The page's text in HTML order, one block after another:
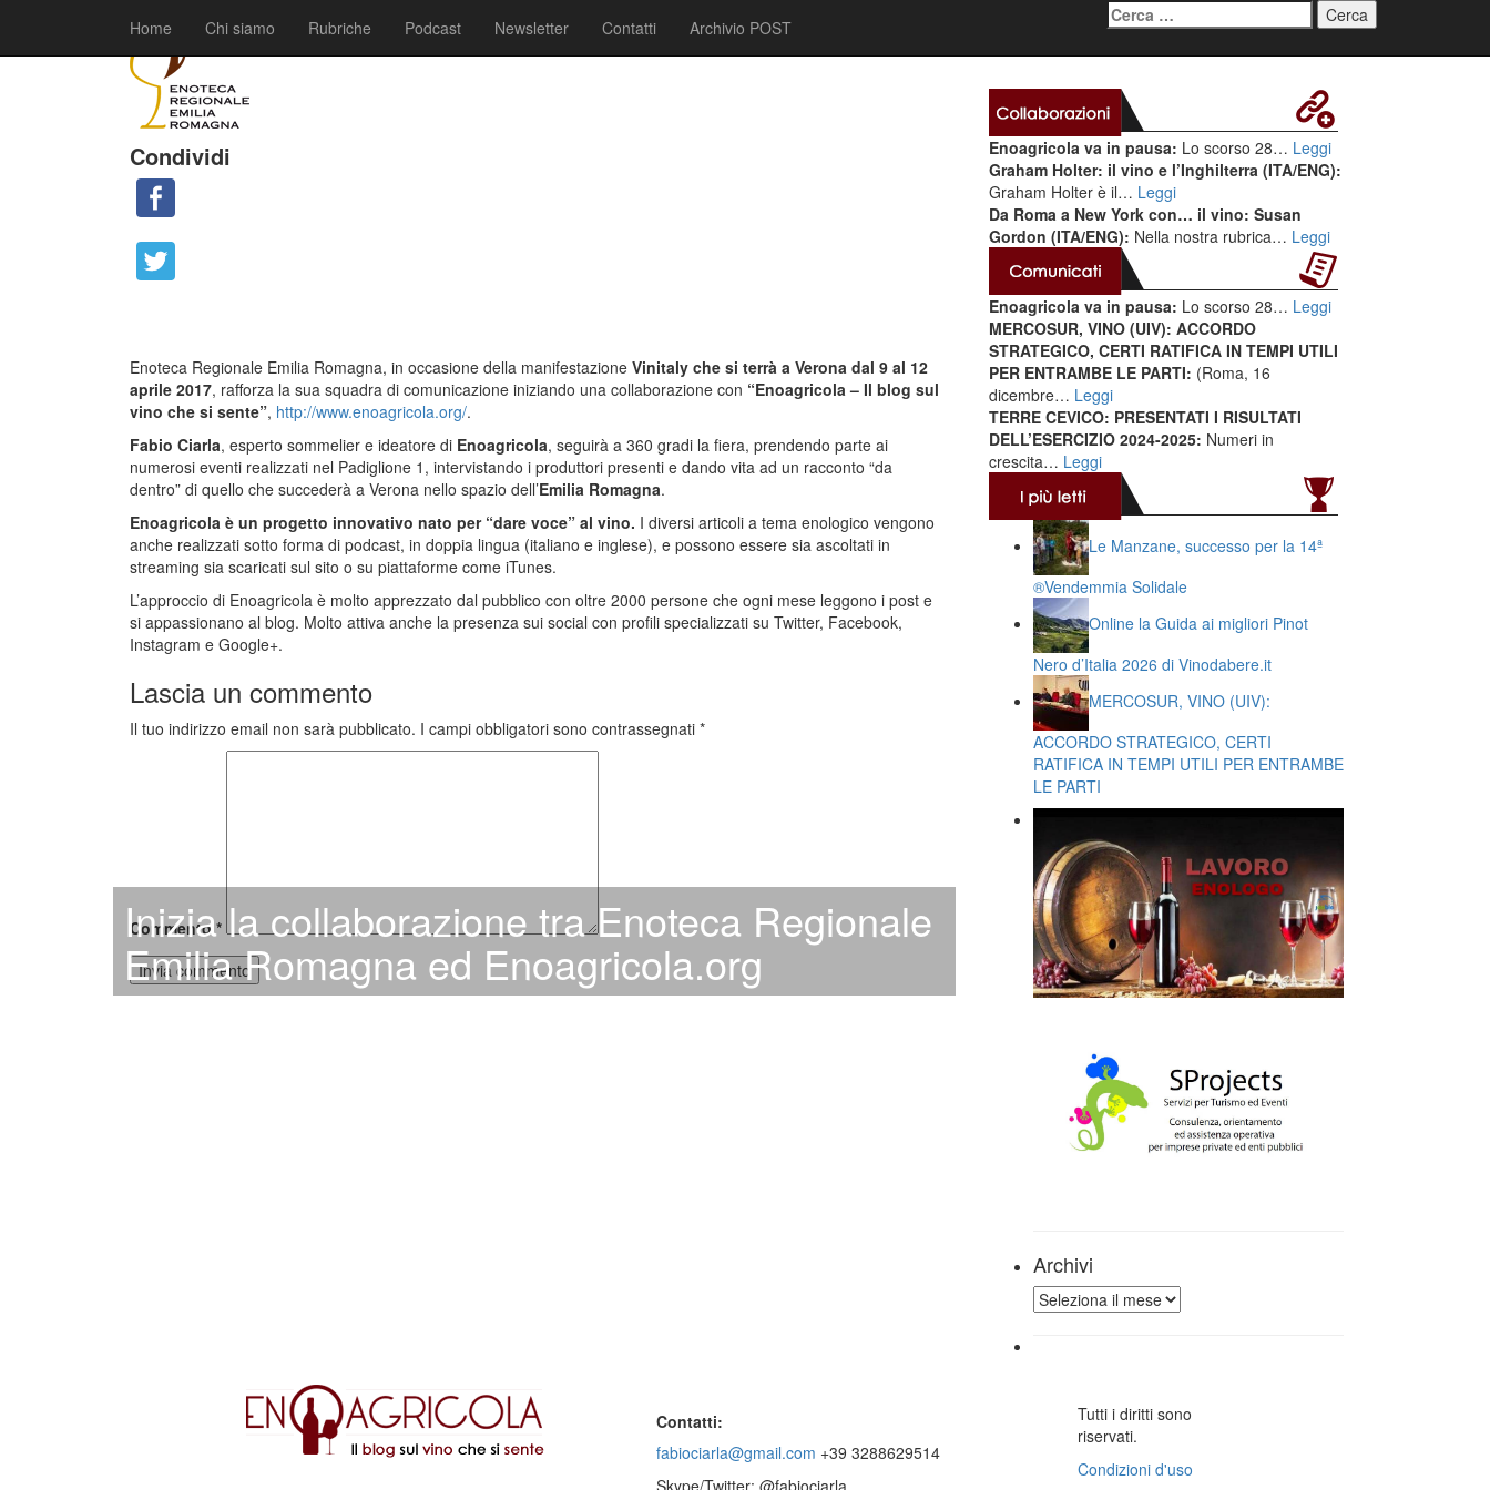
Home Chi siamo Rubriche Podcast Newsletter Contatti Archivio POST
Ricerca
per:
Inizia la collaborazione tra Enoteca Regionale
Emilia Romagna ed Enoagricola.org
Condividi
Enoteca Regionale Emilia Romagna, in occasione della manifestazione Vinitaly che si terrà a Verona dal 9 al 12
aprile 2017, rafforza la sua squadra di comunicazione iniziando una collaborazione con “Enoagricola – Il blog sul
vino che si sente”, http://www.enoagricola.org/.
Fabio Ciarla, esperto sommelier e ideatore di Enoagricola, seguirà a 360 gradi la fiera, prendendo parte ai
numerosi eventi realizzati nel Padiglione 1, intervistando i produttori presenti e dando vita ad un racconto “da
dentro” di quello che succederà a Verona nello spazio dell’Emilia Romagna.
Enoagricola è un progetto innovativo nato per “dare voce” al vino. I diversi articoli a tema enologico vengono
anche realizzati sotto forma di podcast, in doppia lingua (italiano e inglese), e possono essere sia ascoltati in
streaming sia scaricati sul sito o su piattaforme come iTunes.
L’approccio di Enoagricola è molto apprezzato dal pubblico con oltre 2000 persone che ogni mese leggono i post e
si appassionano al blog. Molto attiva anche la presenza sui social con profili specializzati su Twitter, Facebook,
Instagram e Google+.
Lascia un commento
Il tuo indirizzo email non sarà pubblicato. I campi obbligatori sono contrassegnati *
Commento*
Enoagricola va in pausa: Lo scorso 28… Leggi
Graham Holter: il vino e l’Inghilterra (ITA/ENG):
Graham Holter è il… Leggi
Da Roma a New York con… il vino: Susan
Gordon (ITA/ENG): Nella nostra rubrica… Leggi
Enoagricola va in pausa: Lo scorso 28… Leggi
MERCOSUR, VINO (UIV): ACCORDO
STRATEGICO, CERTI RATIFICA IN TEMPI UTILI
PER ENTRAMBE LE PARTI: (Roma, 16
dicembre… Leggi
TERRE CEVICO: PRESENTATI I RISULTATI
DELL’ESERCIZIO 2024-2025: Numeri in
crescita… Leggi
Le Manzane, successo per la 14ª
®️Vendemmia Solidale
Online la Guida ai migliori Pinot
Nero d’Italia 2026 di Vinodabere.it
MERCOSUR, VINO (UIV):
ACCORDO STRATEGICO, CERTI
RATIFICA IN TEMPI UTILI PER ENTRAMBE
LE PARTI
Archivi
Archivi
Contatti:
fabiociarla@gmail.com +39 3288629514
Skype/Twitter: @fabiociarla
Tutti i diritti sono
riservati.
Condizioni d'uso